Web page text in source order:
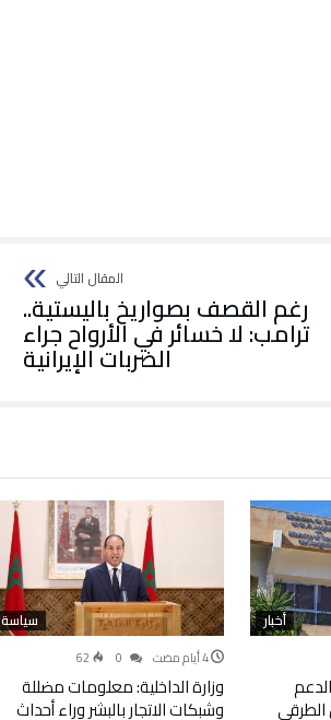
رغم القصف بصواريخ باليستية..
ترامب: لا خسائر في الأرواح جراء
الضربات الإيرانية
أخبار
الطرقي
سياسة
62
وزارة الداخلية: معلومات مضللة
وشبكات الاتجار بالبشر وراء أحداث